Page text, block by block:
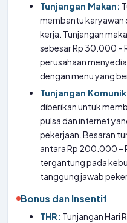
Tunjangan Makan:
membantu karyawan
kerja. Tunjangan
sebesar Rp 30.000 –
perusahaan
dengan menu yang
Tunjangan
diberikan untuk
pulsa dan internet
pekerjaan. Besaran
antara Rp 200.000 –
tergantung pada
tanggung jawab
Bonus dan Insentif
THR: Tunjangan Hari